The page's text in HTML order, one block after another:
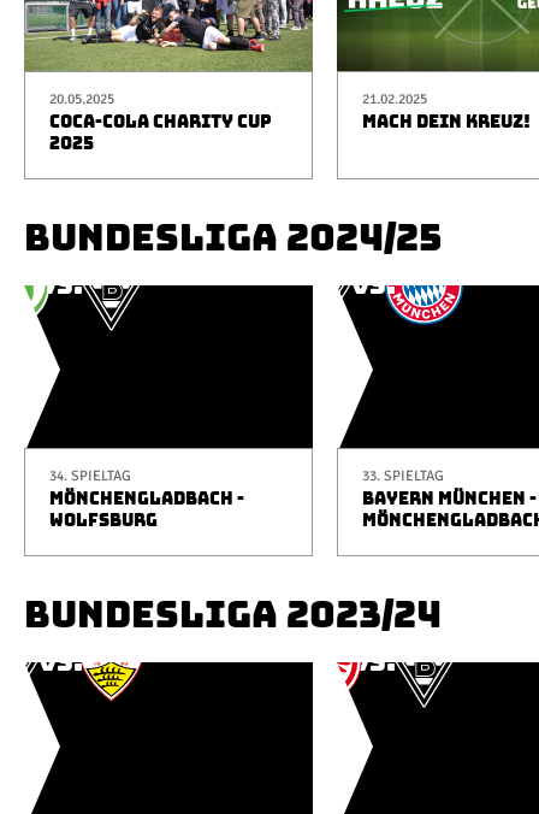
20.05.2025
COCA-COLA CHARITY CUP
2025
21.02.2025
MACH DEIN KREUZ!
BUNDESLIGA 2024/25
34. SPIELTAG
MÖNCHENGLADBACH -
WOLFSBURG
33. SPIELTAG
BAYERN MÜNCHEN -
BUNDESLIGA 2023/24